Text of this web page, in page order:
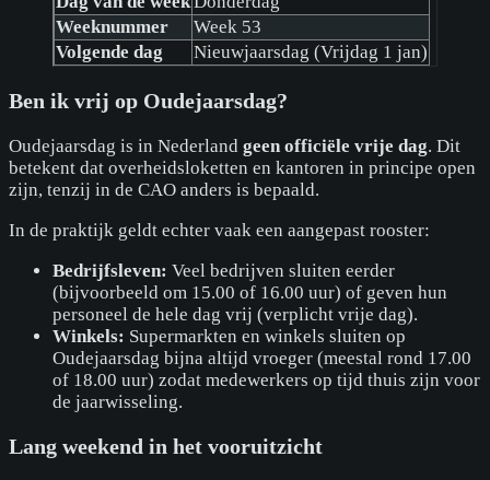
Weeknummer
Week 53
Volgende dag
Nieuwjaarsdag (Vrijdag 1 jan)
Ben ik vrij op Oudejaarsdag?
Oudejaarsdag is in Nederland geen officiële vrije dag. Dit
betekent dat overheidsloketten en kantoren in principe open
zijn, tenzij in de CAO anders is bepaald.
In de praktijk geldt echter vaak een aangepast rooster:
Bedrijfsleven: Veel bedrijven sluiten eerder
(bijvoorbeeld om 15.00 of 16.00 uur) of geven hun
personeel de hele dag vrij (verplicht vrije dag).
Winkels: Supermarkten en winkels sluiten op
Oudejaarsdag bijna altijd vroeger (meestal rond 17.00
of 18.00 uur) zodat medewerkers op tijd thuis zijn voor
de jaarwisseling.
Lang weekend in het vooruitzicht